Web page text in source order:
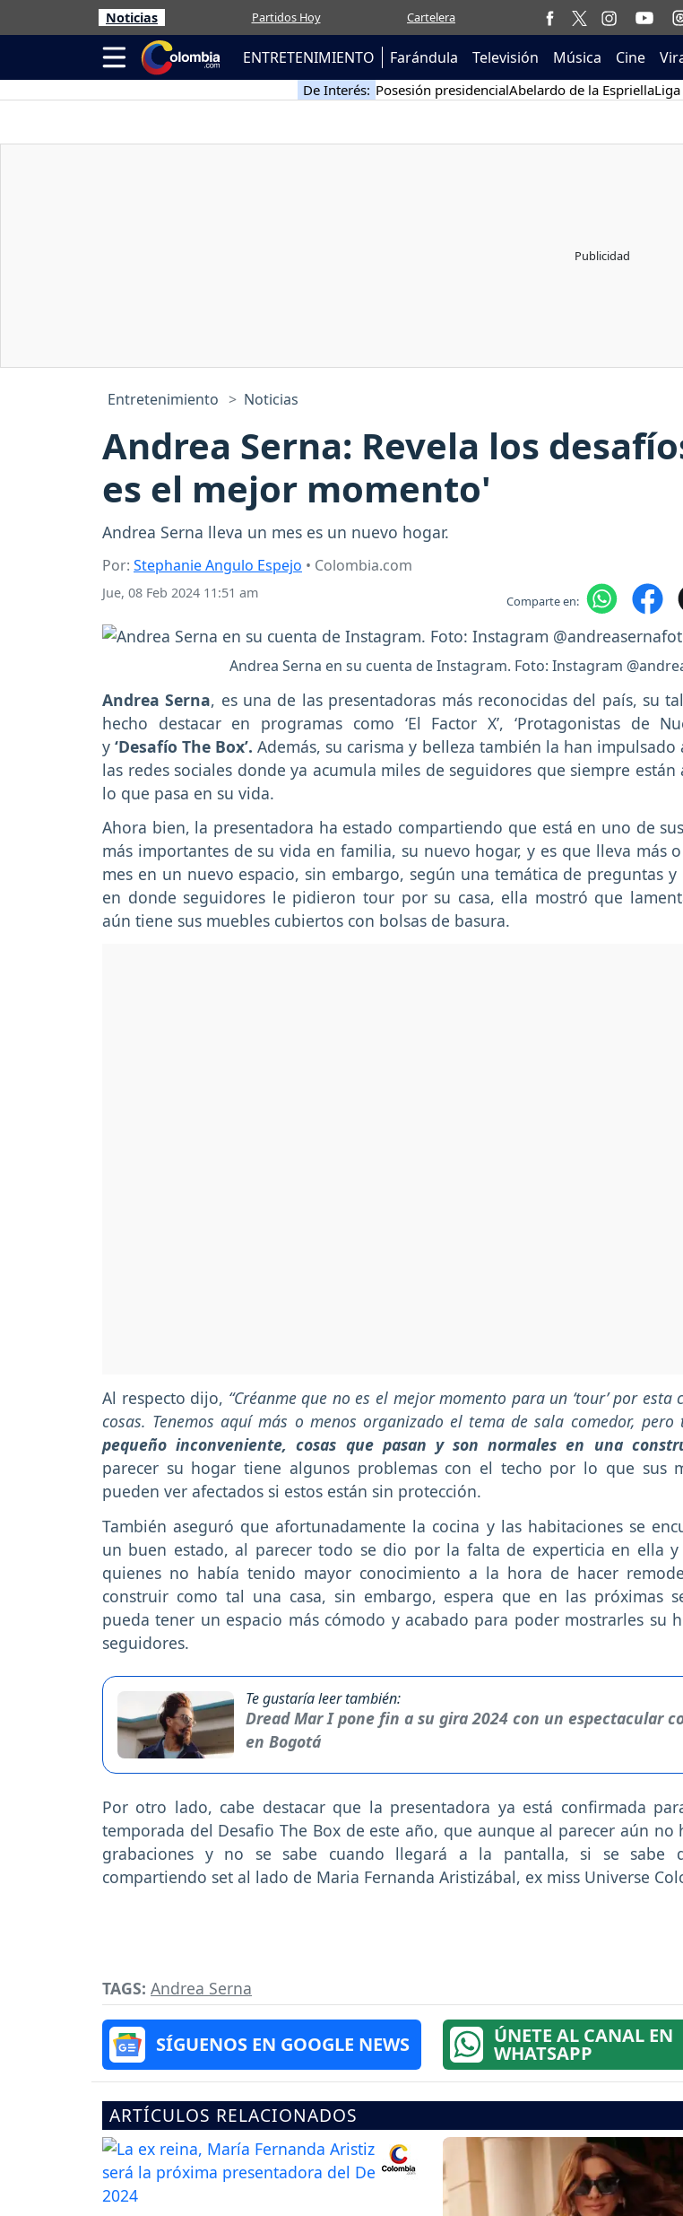
Noticias Partidos Hoy Cartelera
ENTRETENIMIENTO Farándula Televisión Música Cine
De Interés: Posesión presidencialAbelardo de la EspriellaLiga
Entretenimiento Noticias
Andrea Serna: Revela los
es el mejor momento'
Andrea Serna lleva un mes es un nuevo hogar.
Por: Stephanie Angulo Espejo • Colombia.com
Jue, 08 Feb 2024 11:51 am Comparte en:
Andrea Serna en su cuenta de Instagram. Foto: Instagram
Andrea Serna, es una de las presentadoras más reconocidas del país, su
hecho destacar en programas como ‘El Factor X’, ‘Protagonistas de
y ‘Desafío The Box’. Además, su carisma y belleza también la han impulsado
las redes sociales donde ya acumula miles de seguidores que siempre
lo que pasa en su vida.
Ahora bien, la presentadora ha estado compartiendo que está en uno de
más importantes de su vida en familia, su nuevo hogar, y es que lleva más
mes en un nuevo espacio, sin embargo, según una temática de preguntas y
en donde seguidores le pidieron tour por su casa, ella mostró que
aún tiene sus muebles cubiertos con bolsas de basura.
Al respecto dijo, “Créanme que no es el mejor momento para un ‘tour’ por esta
cosas. Tenemos aquí más o menos organizado el tema de sala comedor, pero
pequeño inconveniente, cosas que pasan y son normales en una
parecer su hogar tiene algunos problemas con el techo por lo que sus
pueden ver afectados si estos están sin protección.
También aseguró que afortunadamente la cocina y las habitaciones se
un buen estado, al parecer todo se dio por la falta de experticia en ella y
quienes no había tenido mayor conocimiento a la hora de hacer
construir como tal una casa, sin embargo, espera que en las próximas
pueda tener un espacio más cómodo y acabado para poder mostrarles su
seguidores.
Te gustaría leer también:
Dread Mar I pone fin a su gira 2024 con un espectacular
en Bogotá
Por otro lado, cabe destacar que la presentadora ya está confirmada
temporada del Desafio The Box de este año, que aunque al parecer aún no
grabaciones y no se sabe cuando llegará a la pantalla, si se sabe
compartiendo set al lado de Maria Fernanda Aristizábal, ex miss Universe
TAGS: Andrea Serna
SÍGUENOS EN GOOGLE NEWS ÚNETE AL CANAL EN
WHATSAPP
ARTÍCULOS RELACIONADOS